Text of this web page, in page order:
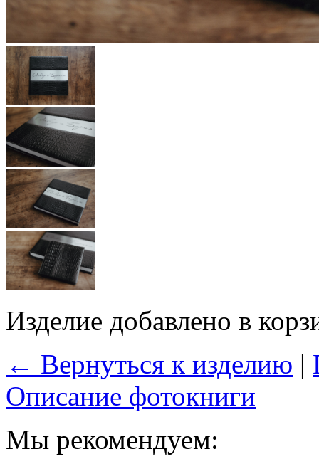
Изделие добавлено в
← Вернуться к изделию |
Описание фотокниги
Мы рекомендуем: